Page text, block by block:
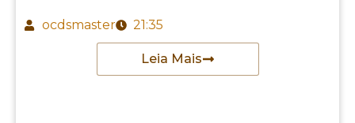
ocdsmaster 21:35
Leia Mais